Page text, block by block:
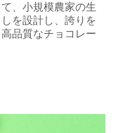
、小規模農家の生
を設計し、誇りを
品質なチョコレー